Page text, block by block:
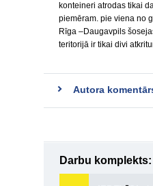
konteineri atrodas tikai
piemēram. pie viena no
Rīga –Daugavpils
teritorijā ir tikai divi
Autora
Darbu komplekts: